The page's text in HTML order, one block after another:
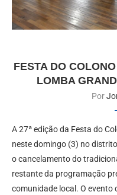
FESTA DO
LOMBA
Por
A 27ª edição da Festa do
neste domingo (3) no
o cancelamento do
restante da programação
comunidade local. O